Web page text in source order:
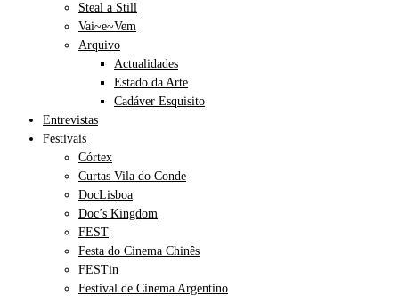
Steal a Still
Vai~e~Vem
Arquivo
Actualidades
Estado da Arte
Cadáver Esquisito
Entrevistas
Festivais
Córtex
Curtas Vila do Conde
DocLisboa
Doc’s Kingdom
FEST
Festa do Cinema Chinês
FESTin
Festival de Cinema Argentino